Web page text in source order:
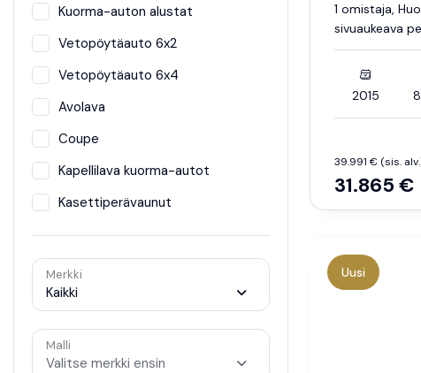
Kuorma-auton alustat
Vetopöytäauto 6x2
Vetopöytäauto 6x4
Avolava
Coupe
Kapellilava kuorma-autot
Kasettiperävaunut
Merkki
Kaikki
Malli
Valitse merkki ensin
1 omistaja,
sivuaukeava
2015
39.991 € (sis.
31.865 €
Uusi